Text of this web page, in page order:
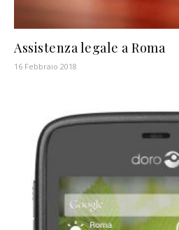
Assistenza legale a Roma
16 Febbraio 2018